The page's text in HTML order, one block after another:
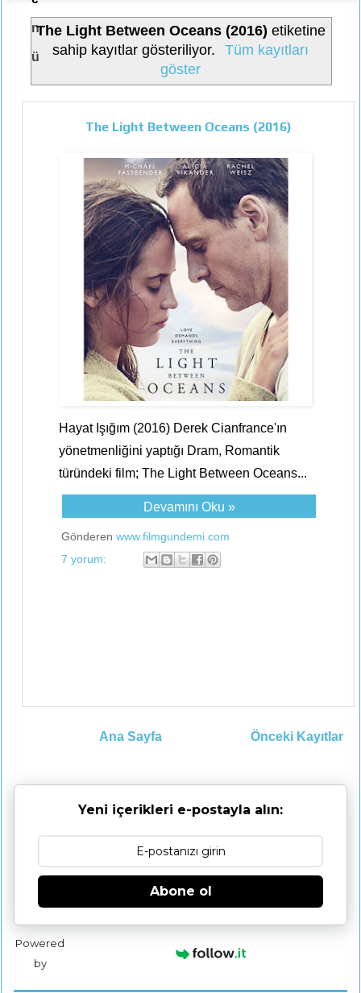
n
ü
The Light Between Oceans (2016) etiketine
sahip kayıtlar gösteriliyor.
Tüm kayıtları
göster
The Light Between Oceans (2016)
Hayat Işığım (2016) Derek Cianfrance'ın
yönetmenliğini yaptığı Dram, Romantik
türündeki film; The Light Between Oceans...
Devamını Oku »
Gönderen www.filmgundemi.com
7 yorum:
Önceki Kayıtlar
Ana Sayfa
Yeni içerikleri e-postayla alın:
Abone ol
Powered
by